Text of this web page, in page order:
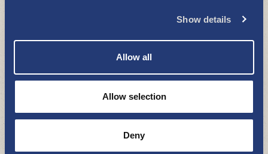
Show details
Allow all
Allow selection
Deny
Natural High Healing Festival